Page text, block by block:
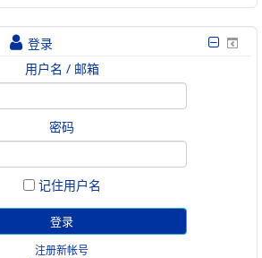
登录
用户名 / 邮箱
密码
记住用户名
注册新帐号